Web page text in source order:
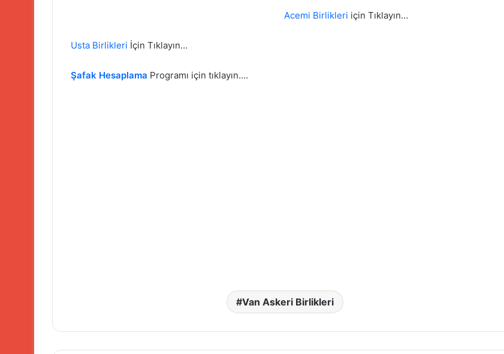
Acemi Birlikleri için Tıklayın…
Usta Birlikleri İçin Tıklayın…
Şafak Hesaplama Programı için tıklayın….
Van Askeri Birlikleri